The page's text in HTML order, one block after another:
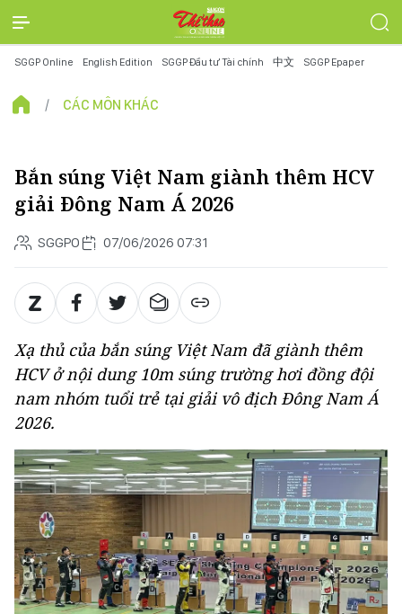
SGGP Online English Edition SGGP Đầu tư Tài chính 中文 SGGP Epaper
CÁC MÔN KHÁC
Bắn súng Việt Nam giành thêm HCV
giải Đông Nam Á 2026
SGGPO 07/06/2026 07:31
Xạ thủ của bắn súng Việt Nam đã giành thêm
HCV ở nội dung 10m súng trường hơi đồng đội
nam nhóm tuổi trẻ tại giải vô địch Đông Nam Á
2026.